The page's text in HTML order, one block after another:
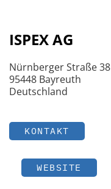
ISPEX AG
Nürnberger Straße 38
95448 Bayreuth
Deutschland
KONTAKT
WEBSITE